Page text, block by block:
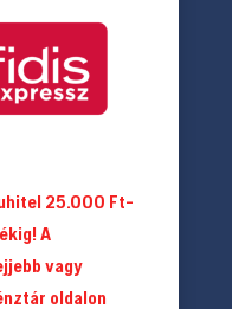
25.000 Ft-
A
vagy
oldalon